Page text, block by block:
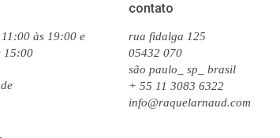
às 19:00 e
15:00
contato
rua fidalga 125
05432 070
são paulo_ sp_ brasil
+ 55 11 3083 6322
info@raquelarnaud.com